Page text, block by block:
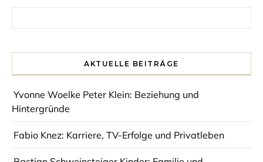
AKTUELLE BEITRÄGE
Yvonne Woelke Peter Klein: Beziehung und
Hintergründe
Fabio Knez: Karriere, TV-Erfolge und Privatleben